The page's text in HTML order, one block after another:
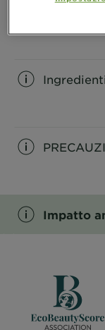
Ingredienti
Impatto